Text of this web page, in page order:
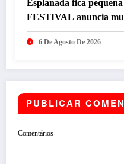
Esplanada fica
FESTIVAL anuncia
do Mineirão
6 De Agosto De 2026
PUBLICAR
Comentários